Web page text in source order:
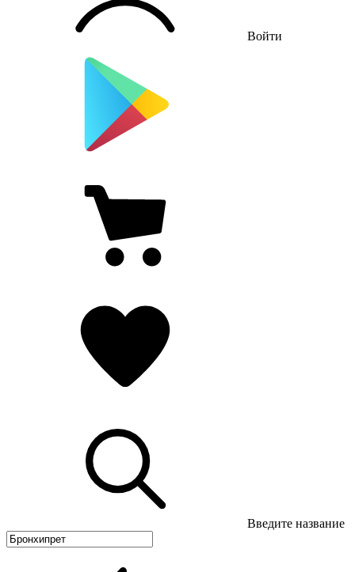
Войти
Введите название